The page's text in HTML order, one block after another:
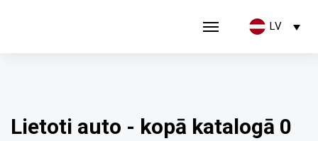
LV
Lietoti auto - kopā katalogā 0